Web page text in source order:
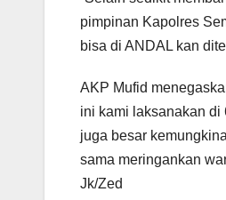
pimpinan Kapolres
bisa di ANDAL kan
AKP Mufid
ini kami laksanakan di
juga besar
sama meringankan
Jk/Zed